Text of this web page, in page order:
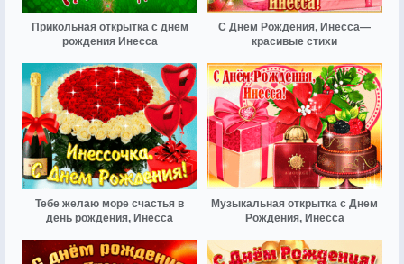
Прикольная открытка с днем
рождения Инесса
С Днём Рождения, Инесса—
красивые стихи
Тебе желаю море счастья в
день рождения, Инесса
Музыкальная открытка с Днем
Рождения, Инесса